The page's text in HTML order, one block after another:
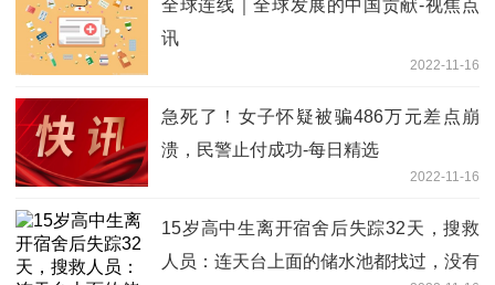
全球连线｜全球发展的中国贡献-视焦点
讯
2022-11-16
急死了！女子怀疑被骗486万元差点崩
溃，民警止付成功-每日精选
2022-11-16
15岁高中生离开宿舍后失踪32天，搜救
人员：连天台上面的储水池都找过，没有